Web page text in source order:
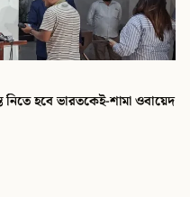
নিতে হবে ভারতকেই-শামা ওবায়েদ